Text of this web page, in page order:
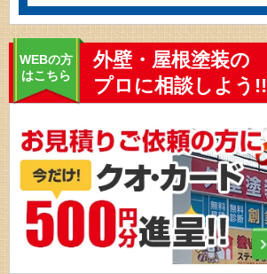
WEBの方
はこちら
外壁・屋根塗装の
プロに相談しよう!!